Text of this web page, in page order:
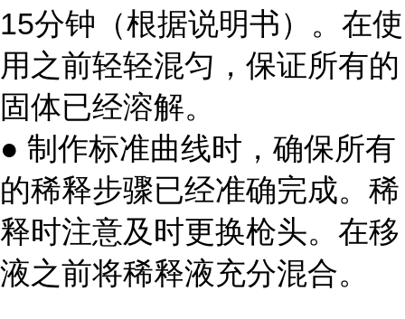
15分钟（根据说明书）。在使
用之前轻轻混匀，保证所有的
固体已经溶解。
● 制作标准曲线时，确保所有
的稀释步骤已经准确完成。稀
释时注意及时更换枪头。在移
液之前将稀释液充分混合。